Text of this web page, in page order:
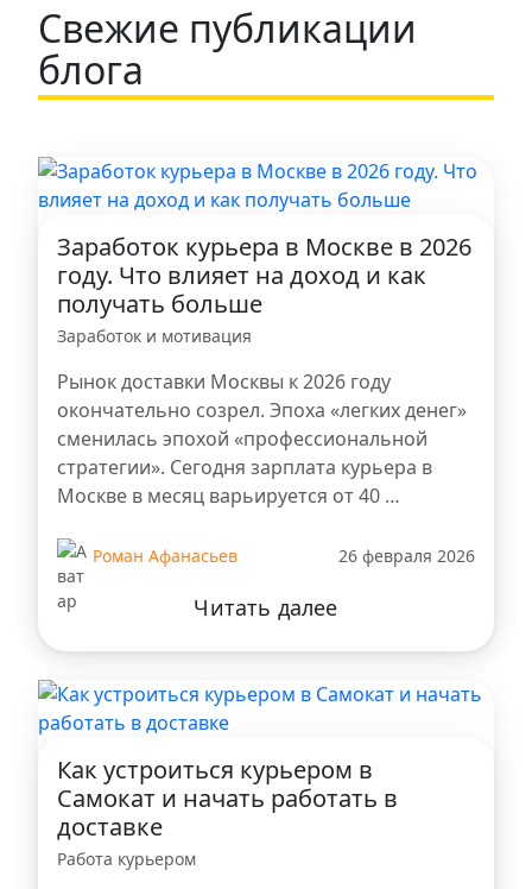
Свежие публикации
блога
Заработок курьера в Москве в 2026
году. Что влияет на доход и как
получать больше
Заработок и мотивация
Рынок доставки Москвы к 2026 году
окончательно созрел. Эпоха «легких денег»
сменилась эпохой «профессиональной
стратегии». Сегодня зарплата курьера в
Москве в месяц варьируется от 40 …
Роман Афанасьев 26 февраля 2026
Читать далее
Как устроиться курьером в
Самокат и начать работать в
доставке
Работа курьером